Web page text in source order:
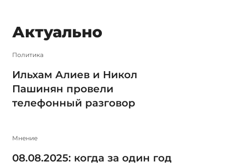
Актуально
Политика
Ильхам Алиев и Никол
Пашинян провели
телефонный разговор
Мнение
08.08.2025: когда за один год